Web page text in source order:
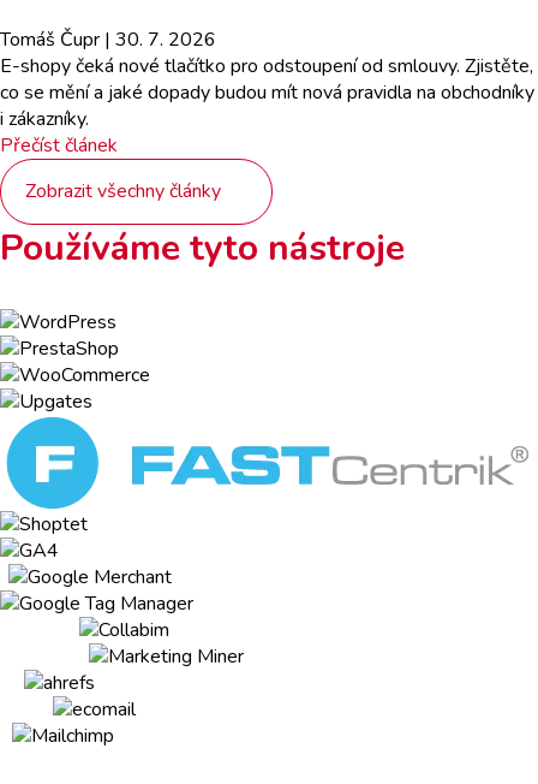
Tomáš Čupr | 30. 7. 2026
E-shopy čeká nové tlačítko pro odstoupení od smlouvy. Zjistěte,
co se mění a jaké dopady budou mít nová pravidla na obchodníky
i zákazníky.
Přečíst článek
Zobrazit všechny články
Používáme tyto nástroje